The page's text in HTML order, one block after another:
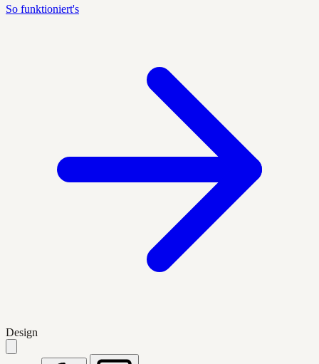
So funktioniert's
Design